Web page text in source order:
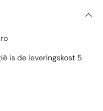
is de leveringskost 5